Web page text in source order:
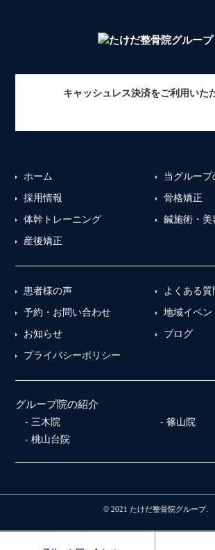
キャッシュレス決済をご利用いた
ホーム
当グループ
採用情報
骨格矯正
体幹トレーニング
鍼施術・美
産後矯正
患者様の声
よくある質
予約・お問い合わせ
地域イベン
お知らせ
ブログ
プライバシーポリシー
グループ院の紹介
三木院
篠山院
桃山台院
© 2021 たけだ整骨院グループ.